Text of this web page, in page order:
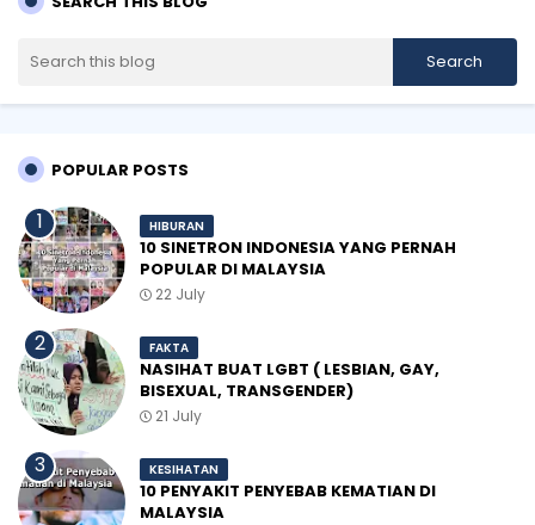
POPULAR POSTS
HIBURAN
10 SINETRON INDONESIA YANG PERNAH
POPULAR DI MALAYSIA
22 July
FAKTA
NASIHAT BUAT LGBT ( LESBIAN, GAY,
BISEXUAL, TRANSGENDER)
21 July
KESIHATAN
10 PENYAKIT PENYEBAB KEMATIAN DI
MALAYSIA